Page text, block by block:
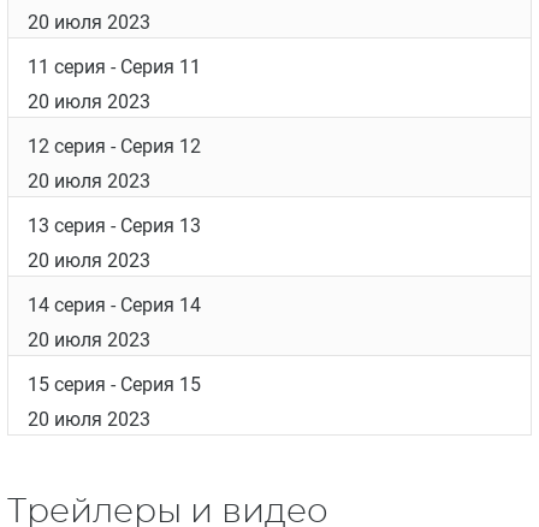
20 июля 2023
11 серия - Серия 11
20 июля 2023
12 серия - Серия 12
20 июля 2023
13 серия - Серия 13
20 июля 2023
14 серия - Серия 14
20 июля 2023
15 серия - Серия 15
20 июля 2023
Трейлеры и видео